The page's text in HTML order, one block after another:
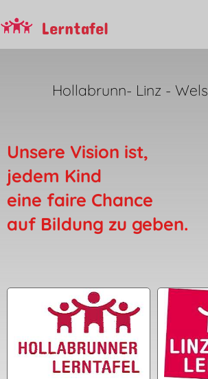
Lerntafel
Hollabrunn- Linz - Wels
Unsere Vision ist,
jedem Kind
eine faire Chance
auf Bildung zu geben.